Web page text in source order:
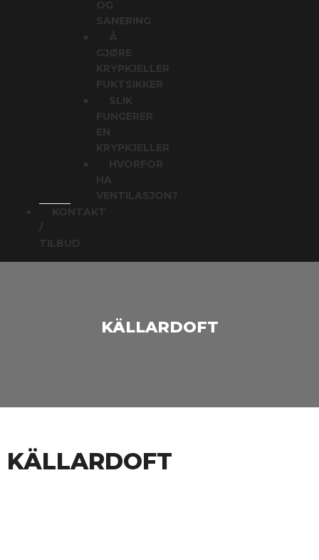
SANERING
Å
GJØRE
KRYPKJELLER
FUKTSIKKER
SLIK
FUNGERER
KRYPKJELLER
HVORFOR
HA
VENTILASJON?
KONTAKT
TILBUD
KÄLLARDOFT
KÄLLARDOFT